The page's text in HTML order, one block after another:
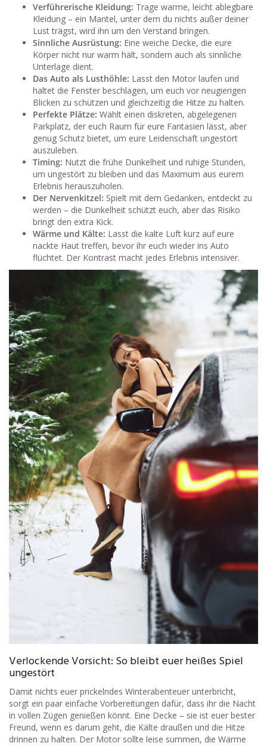
Verführerische Kleidung: Trage warme, leicht ablegbare
Kleidung – ein Mantel, unter dem du nichts außer deiner
Lust trägst, wird ihn um den Verstand bringen.
Sinnliche Ausrüstung: Eine weiche Decke, die eure
Körper nicht nur warm hält, sondern auch als sinnliche
Unterlage dient.
Das Auto als Lusthöhle: Lasst den Motor laufen und
haltet die Fenster beschlagen, um euch vor neugierigen
Blicken zu schützen und gleichzeitig die Hitze zu halten.
Perfekte Plätze: Wählt einen diskreten, abgelegenen
Parkplatz, der euch Raum für eure Fantasien lässt, aber
genug Schutz bietet, um eure Leidenschaft ungestört
auszuleben.
Timing: Nutzt die frühe Dunkelheit und ruhige Stunden,
um ungestört zu bleiben und das Maximum aus eurem
Erlebnis herauszuholen.
Der Nervenkitzel: Spielt mit dem Gedanken, entdeckt zu
werden – die Dunkelheit schützt euch, aber das Risiko
bringt den extra Kick.
Wärme und Kälte: Lasst die kalte Luft kurz auf eure
nackte Haut treffen, bevor ihr euch wieder ins Auto
flüchtet. Der Kontrast macht jedes Erlebnis intensiver.
Verlockende Vorsicht: So bleibt euer heißes Spiel
ungestört
Damit nichts euer prickelndes Winterabenteuer unterbricht,
sorgt ein paar einfache Vorbereitungen dafür, dass ihr die Nacht
in vollen Zügen genießen könnt. Eine Decke – sie ist euer bester
Freund, wenn es darum geht, die Kälte draußen und die Hitze
drinnen zu halten. Der Motor sollte leise summen, die Wärme